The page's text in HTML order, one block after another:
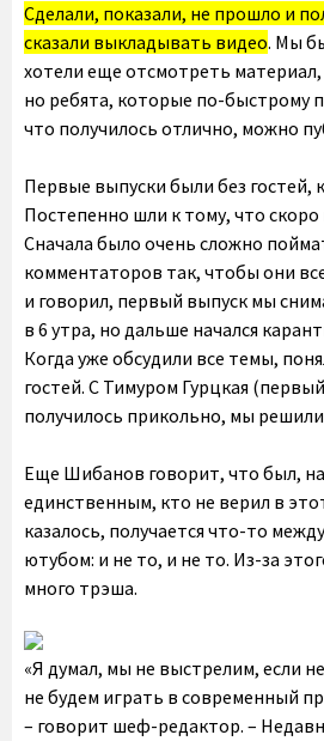
Сделали, показали, не прошло и
сказали выкладывать видео. Мы
хотели еще отсмотреть
но ребята, которые по-быстрому
что получилось отлично, можно
Первые выпуски были без гостей,
Постепенно шли к тому, что скоро
Сначала было очень сложно
комментаторов так, чтобы они
и говорил, первый выпуск мы
в 6 утра, но дальше начался
Когда уже обсудили все темы,
гостей. С Тимуром Гурцкая
получилось прикольно, мы
Еще Шибанов говорит, что был,
единственным, кто не верил в
казалось, получается что-то
ютубом: и не то, и не то. Из-за
много трэша.
«Я думал, мы не выстрелим, если
не будем играть в современный
– говорит шеф-редактор. –